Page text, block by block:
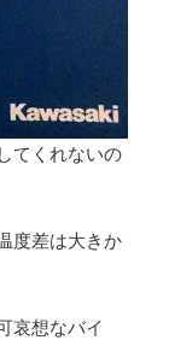
てくれないの
度差は大きか
哀想なバイ